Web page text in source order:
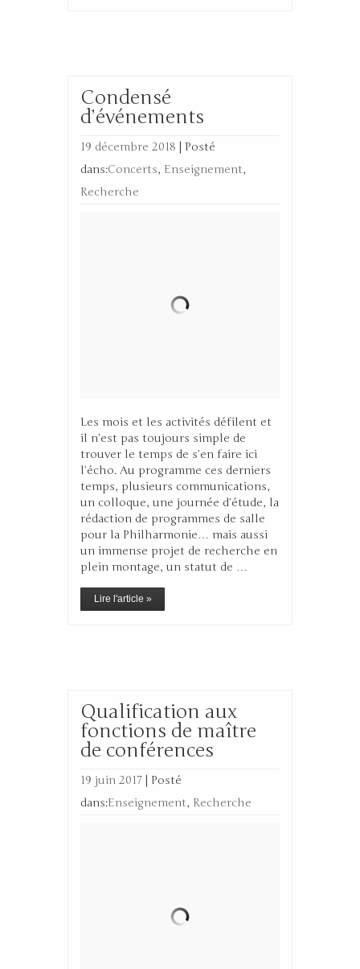
Condensé
d’événements
19 décembre 2018
Posté
dans:Concerts, Enseignement,
Recherche
Les mois et les activités défilent et
il n’est pas toujours simple de
trouver le temps de s’en faire ici
l’écho. Au programme ces derniers
temps, plusieurs communications,
un colloque, une journée d’étude, la
rédaction de programmes de salle
pour la Philharmonie… mais aussi
un immense projet de recherche en
plein montage, un statut de …
Lire l'article »
Qualification aux
fonctions de maître
de conférences
19 juin 2017
Posté
dans:Enseignement, Recherche